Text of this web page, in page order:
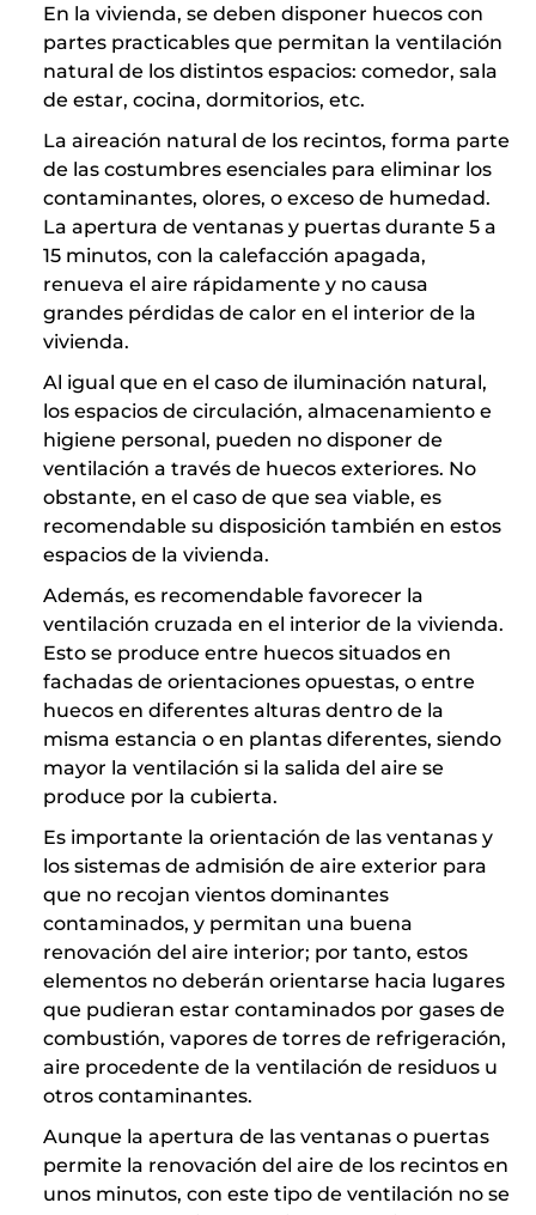
En la vivienda, se deben disponer huecos con
partes practicables que permitan la ventilación
natural de los distintos espacios: comedor, sala
de estar, cocina, dormitorios, etc.
La aireación natural de los recintos, forma parte
de las costumbres esenciales para eliminar los
contaminantes, olores, o exceso de humedad.
La apertura de ventanas y puertas durante 5 a
15 minutos, con la calefacción apagada,
renueva el aire rápidamente y no causa
grandes pérdidas de calor en el interior de la
vivienda.
Al igual que en el caso de iluminación natural,
los espacios de circulación, almacenamiento e
higiene personal, pueden no disponer de
ventilación a través de huecos exteriores. No
obstante, en el caso de que sea viable, es
recomendable su disposición también en estos
espacios de la vivienda.
Además, es recomendable favorecer la
ventilación cruzada en el interior de la vivienda.
Esto se produce entre huecos situados en
fachadas de orientaciones opuestas, o entre
huecos en diferentes alturas dentro de la
misma estancia o en plantas diferentes, siendo
mayor la ventilación si la salida del aire se
produce por la cubierta.
Es importante la orientación de las ventanas y
los sistemas de admisión de aire exterior para
que no recojan vientos dominantes
contaminados, y permitan una buena
renovación del aire interior; por tanto, estos
elementos no deberán orientarse hacia lugares
que pudieran estar contaminados por gases de
combustión, vapores de torres de refrigeración,
aire procedente de la ventilación de residuos u
otros contaminantes.
Aunque la apertura de las ventanas o puertas
permite la renovación del aire de los recintos en
unos minutos, con este tipo de ventilación no se